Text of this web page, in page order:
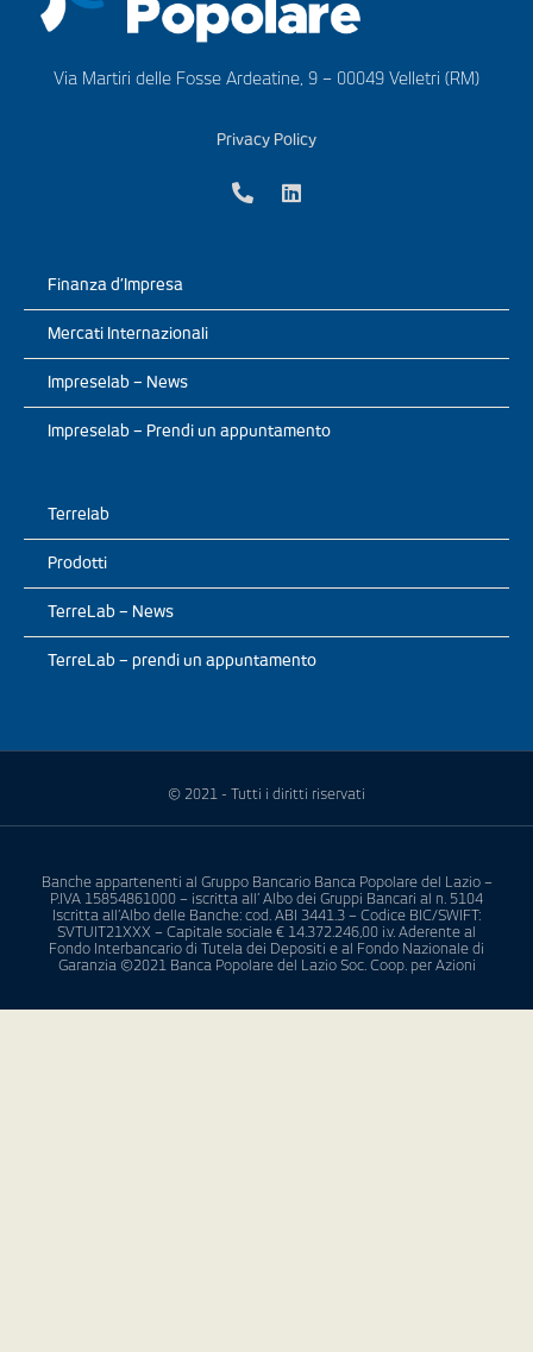
Via Martiri delle Fosse Ardeatine, 9 – 00049 Velletri (RM)
Privacy Policy
Finanza d’Impresa
Mercati Internazionali
Impreselab – News
Impreselab – Prendi un appuntamento
Terrelab
Prodotti
TerreLab – News
TerreLab – prendi un appuntamento
© 2021 - Tutti i diritti riservati
Banche appartenenti al Gruppo Bancario Banca Popolare del Lazio –
P.IVA 15854861000 – iscritta all’ Albo dei Gruppi Bancari al n. 5104
Iscritta all’Albo delle Banche: cod. ABI 3441.3 – Codice BIC/SWIFT:
SVTUIT21XXX – Capitale sociale € 14.372.246,00 i.v. Aderente al
Fondo Interbancario di Tutela dei Depositi e al Fondo Nazionale di
Garanzia ©2021 Banca Popolare del Lazio Soc. Coop. per Azioni